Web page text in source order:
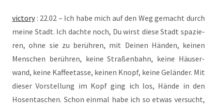
vic­to­ry: 22.02 – Ich habe mich auf den Weg gemacht durch
mei­ne Stadt. Ich dach­te noch, Du wirst die­se Stadt spa­zie­
ren, ohne sie zu berüh­ren, mit Dei­nen Hän­den, kei­nen
Men­schen berüh­ren, kei­ne Stra­ßen­bahn, kei­ne Häu­ser­
wand, kei­ne Kaf­fee­tas­se, kei­nen Knopf, kei­ne Gelän­der. Mit
die­ser Vor­stel­lung im Kopf ging ich los, Hän­de in den
Hosen­ta­schen. Schon ein­mal habe ich so etwas ver­sucht,